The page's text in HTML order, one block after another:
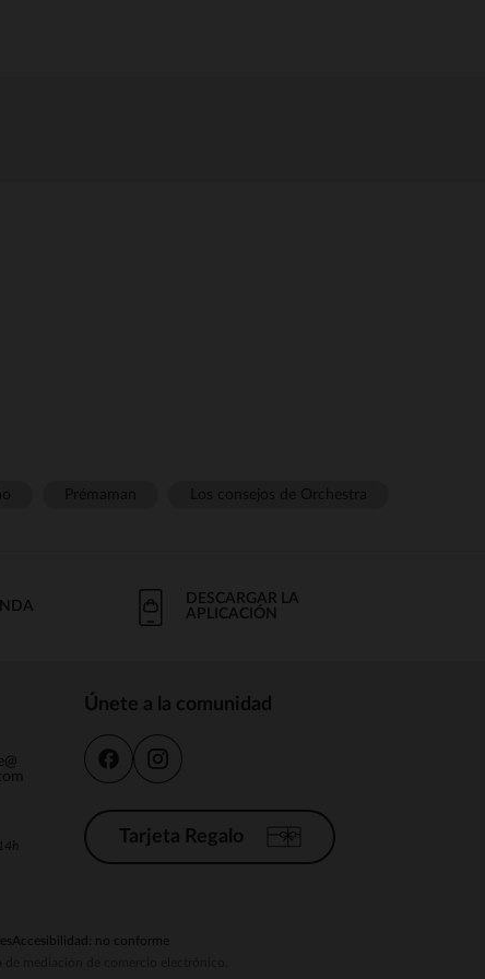
DESCARGAR LA
APLICACIÓN
Únete a la comunidad
Tarjeta Regalo
Accesibilidad: no conforme